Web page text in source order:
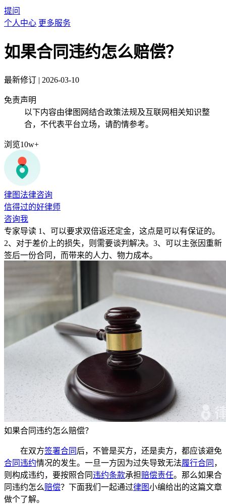
提问
个人中心 更多服务
如果合同违约怎么赔偿？
最新修订 | 2026-03-10
免责声明
以下内容由律图网结合政策法规及互联网相关知识整
合，不代表平台立场，请酌情参考。
浏览10w+
律图法律咨询
信得过的好律师
咨询我
专家导读 1、可以要求双倍返还定金，这点是可以有保证的。
2、对于差价上的损失，则需要谈判解决。3、可以主张因重新
签后一份合同，而带来的人力、物力成本。
如果合同违约怎么赔偿？
在双方签署合同 后，不管是买方，还是卖方，都应该避免
合同违约情况的发生。一旦一方因为过失导致无法履行合同 ，
则构成违约，要按照合同违约条款承担赔偿责任。那么如果合
同违约怎么赔偿？下面我们一起通过律图小编给出的这篇文章
做个了解。